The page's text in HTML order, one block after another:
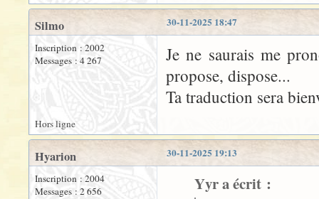
30-11-2025 18:47
Silmo
Inscription : 2002
Messages : 4 267
Je ne saurais me
propose, dispose...
Ta traduction sera
Hors ligne
30-11-2025 19:13
Hyarion
Inscription : 2004
Messages : 2 656
Yyr a écrit :